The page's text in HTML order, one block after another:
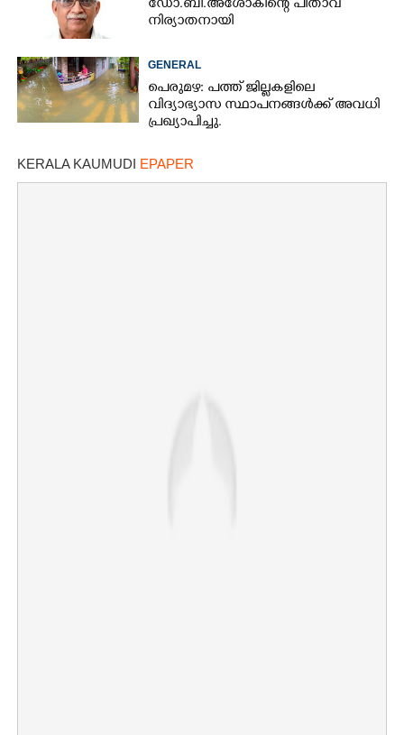
ഡോ.ബി.അശോകിന്റെ പിതാവ്
നിര്യാതനായി
GENERAL
പെരുമഴ: പത്ത് ജില്ലകളിലെ
വിദ്യാഭ്യാസ സ്ഥാപനങ്ങൾക്ക് അവധി
പ്രഖ്യാപിച്ചു.
KERALA KAUMUDI EPAPER